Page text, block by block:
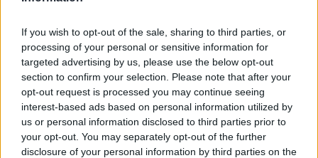
If you wish to opt-out of the sale, sharing to third parties, or
processing of your personal or sensitive information for
targeted advertising by us, please use the below opt-out
section to confirm your selection. Please note that after your
opt-out request is processed you may continue seeing
interest-based ads based on personal information utilized by
us or personal information disclosed to third parties prior to
your opt-out. You may separately opt-out of the further
disclosure of your personal information by third parties on the
többségük ezért már az egyetemi évei alatt elhelyezkedik a
szakmában.
A TikTokon novellaelemzésért imádkoztak, mások
rózsafüzért hoztak magukkal a magyarérettségire